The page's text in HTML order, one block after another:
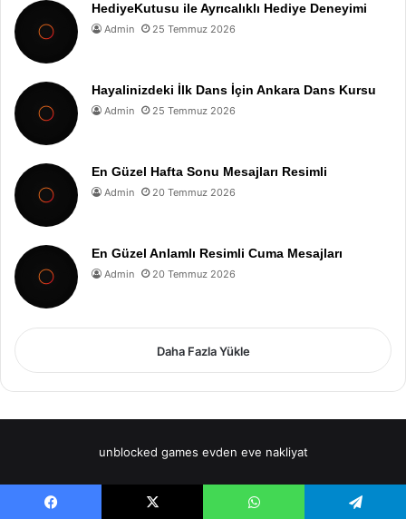
HediyeKutusu ile Ayrıcalıklı Hediye Deneyimi
Admin 25 Temmuz 2026
Hayalinizdeki İlk Dans İçin Ankara Dans Kursu
Admin 25 Temmuz 2026
En Güzel Hafta Sonu Mesajları Resimli
Admin 20 Temmuz 2026
En Güzel Anlamlı Resimli Cuma Mesajları
Admin 20 Temmuz 2026
Daha Fazla Yükle
unblocked games evden eve nakliyat